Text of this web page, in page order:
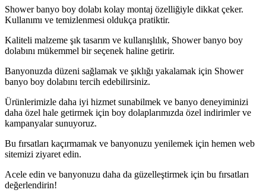
Shower banyo boy dolabı kolay montaj özelliğiyle dikkat çeker.
Kullanımı ve temizlenmesi oldukça pratiktir.
Kaliteli malzeme şık tasarım ve kullanışlılık, Shower banyo boy
dolabını mükemmel bir seçenek haline getirir.
Banyonuzda düzeni sağlamak ve şıklığı yakalamak için Shower
banyo boy dolabını tercih edebilirsiniz.
Ürünlerimizle daha iyi hizmet sunabilmek ve banyo deneyiminizi
daha özel hale getirmek için boy dolaplarımızda özel indirimler ve
kampanyalar sunuyoruz.
Bu fırsatları kaçırmamak ve banyonuzu yenilemek için hemen web
sitemizi ziyaret edin.
Acele edin ve banyonuzu daha da güzelleştirmek için bu fırsatları
değerlendirin!